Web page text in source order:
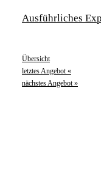
Ausführliches
Übersicht
letztes Angebot «
nächstes Angebot »